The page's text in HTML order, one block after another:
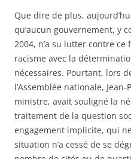
Que dire de plus,
qu’aucun gouvernement, y
2004, n’a su lutter contre
racisme avec la
nécessaires. Pourtant, lors
l’Assemblée nationale,
ministre, avait souligné la
traitement de la question
engagement implicite, qui
situation n’a cessé de se